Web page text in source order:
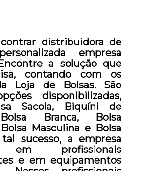
distribuidora de
empresa
a solução que
contando com os
Loja de Bolsas. São
disponibilizadas,
Sacola, Biquíni de
Branca, Bolsa
Masculina e Bolsa
sucesso, a empresa
em profissionais
e em equipamentos